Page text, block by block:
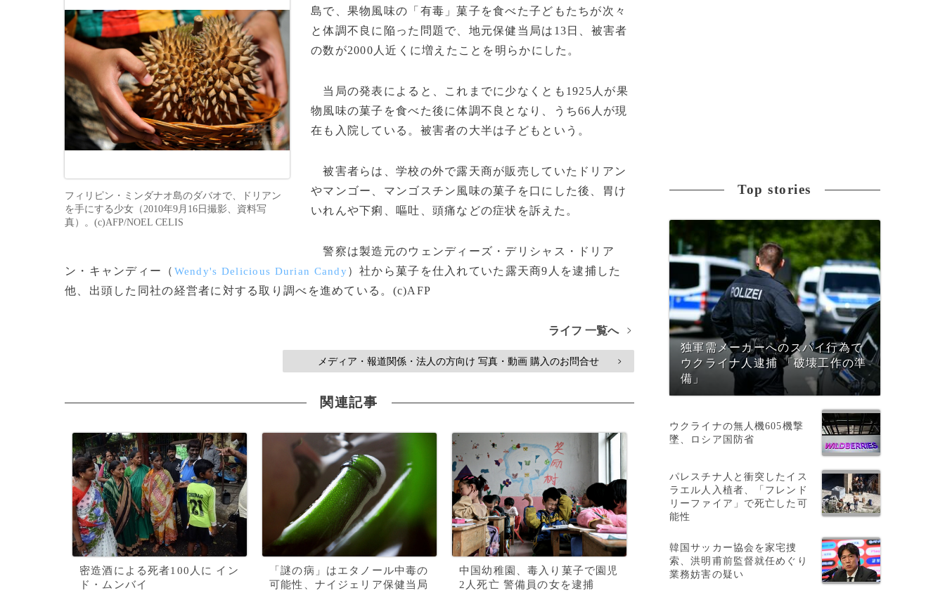
フィリピン・ミンダナオ島のダバオで、ドリアン
を手にする少女（2010年9月16日撮影、資料写
真）。(c)AFP/NOEL CELIS
島で、果物風味の「有毒」菓子を食べた子どもたちが次々
と体調不良に陥った問題で、地元保健当局は13日、被害者
の数が2000人近くに増えたことを明らかにした。
当局の発表によると、これまでに少なくとも1925人が果
物風味の菓子を食べた後に体調不良となり、うち66人が現
在も入院している。被害者の大半は子どもという。
被害者らは、学校の外で露天商が販売していたドリアン
やマンゴー、マンゴスチン風味の菓子を口にした後、胃け
いれんや下痢、嘔吐、頭痛などの症状を訴えた。
警察は製造元のウェンディーズ・デリシャス・ドリア
ン・キャンディー（ Wendy's Delicious Durian Candy）社から菓子を仕入れていた露天商9人を逮捕した
他、出頭した同社の経営者に対する取り調べを進めている。(c)AFP
ライフ 一覧へ >
メディア・報道関係・法人の方向け 写真・動画 購入のお問合せ >
関連記事
密造酒による死者100人に イン
ド・ムンバイ
「謎の病」はエタノール中毒の
可能性、ナイジェリア保健当局
中国幼稚園、毒入り菓子で園児
2人死亡 警備員の女を逮捕
Top stories
独軍需メーカーへのスパイ行為で
ウクライナ人逮捕 「破壊工作の準
備」
ウクライナの無人機605機撃
墜、ロシア国防省
パレスチナ人と衝突したイス
ラエル人入植者、「フレンド
リーファイア」で死亡した可
能性
韓国サッカー協会を家宅捜
索、洪明甫前監督就任めぐり
業務妨害の疑い